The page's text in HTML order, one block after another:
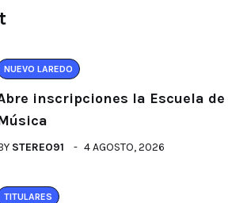
NUEVO LAREDO
inscripciones la Escuela de
STEREO91 4 AGOSTO, 2026
TITULARES